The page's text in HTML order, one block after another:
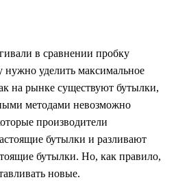
в сравнении пробку
уделить максимальное
на рынке существуют бутылки,
методами невозможно
производители
бутылки и разливают
бутылки. Но, как правило,
новые.